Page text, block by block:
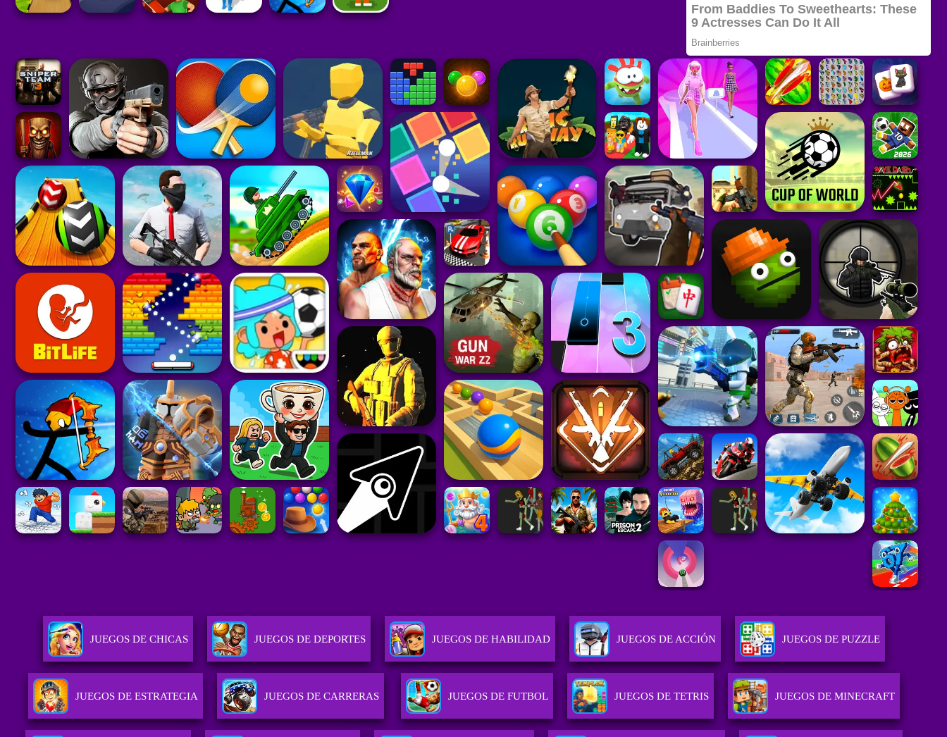
JUEGOS DE CHICAS JUEGOS DE DEPORTES JUEGOS DE HABILIDAD JUEGOS DE ACCIÓN JUEGOS DE PUZZLE
JUEGOS DE ESTRATEGIA JUEGOS DE CARRERAS JUEGOS DE FUTBOL JUEGOS DE TETRIS JUEGOS DE MINECRAFT